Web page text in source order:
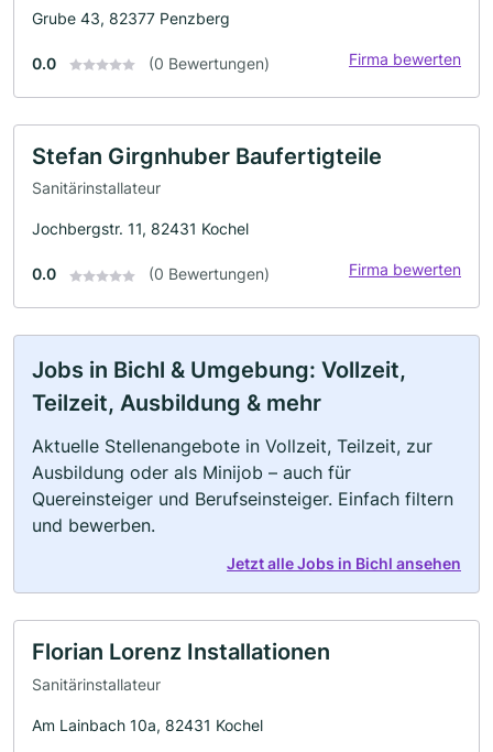
Grube 43, 82377 Penzberg
0.0 (0 Bewertungen) Firma bewerten
Stefan Girgnhuber Baufertigteile
Sanitärinstallateur
Jochbergstr. 11, 82431 Kochel
0.0 (0 Bewertungen) Firma bewerten
Jobs in Bichl & Umgebung: Vollzeit,
Teilzeit, Ausbildung & mehr
Aktuelle Stellenangebote in Vollzeit, Teilzeit, zur
Ausbildung oder als Minijob – auch für
Quereinsteiger und Berufseinsteiger. Einfach filtern
und bewerben.
Jetzt alle Jobs in Bichl ansehen
Florian Lorenz Installationen
Sanitärinstallateur
Am Lainbach 10a, 82431 Kochel